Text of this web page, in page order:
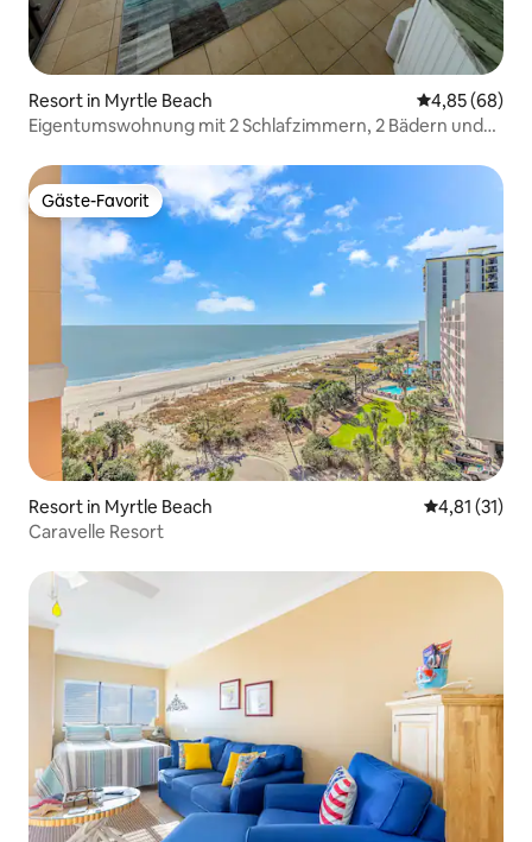
Resort in Myrtle Beach
4,85 (68)
Eigentumswohnung mit 2 Schlafzimmern, 2 Bädern und
Gäste-Favorit
Gäste-Favorit
Resort in Myrtle Beach
4,81 (31)
Caravelle Resort